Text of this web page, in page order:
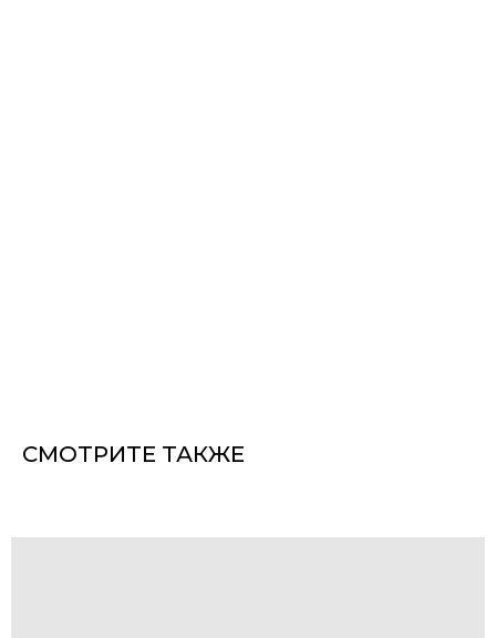
СМОТРИТЕ ТАКЖЕ